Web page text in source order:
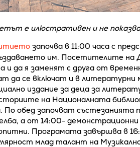
е илюстративен и не
започва в 11:00 часа с
им. Посетителите на
и да я заменят с друга от
да се включат и в
издание за деца за
на Националната
По обед започват състезанията
а от 14:00-
Програмата завършва в
млад талант на